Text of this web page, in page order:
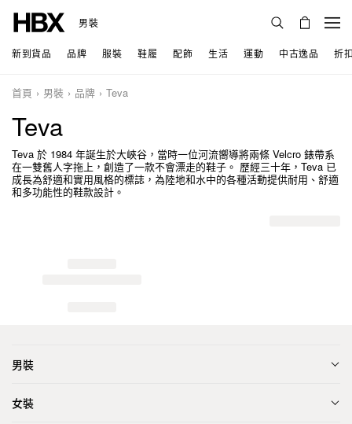
男裝
新到貨品 品牌 服裝 鞋履 配飾 生活 運動 中古逸品 折
首頁 男裝 品牌 Teva
Teva
Teva 於 1984 年誕生於大峽谷，當時一位河流嚮導將兩條 Velcro 錶帶系
在一雙舊人字拖上，創造了一款不會漂走的鞋子。 歷經三十年，Teva 已
成長為舒適和實用風格的標誌，為陸地和水中的各種活動提供耐用、舒適
和多功能性的鞋款設計。
男裝
女裝